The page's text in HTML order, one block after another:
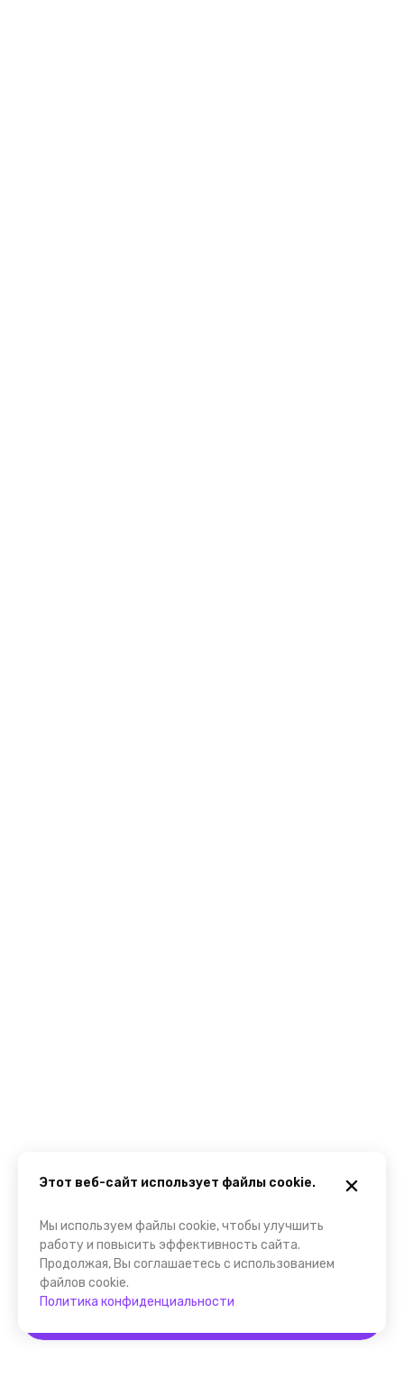
Этот веб-сайт использует файлы cookie.
Мы используем файлы cookie, чтобы улучшить
работу и повысить эффективность сайта.
Продолжая, Вы соглашаетесь с использованием
файлов cookie.
Политика конфиденциальности